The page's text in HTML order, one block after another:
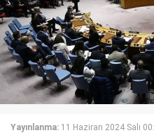
Yayınlanma: 11 Haziran 2024 Salı